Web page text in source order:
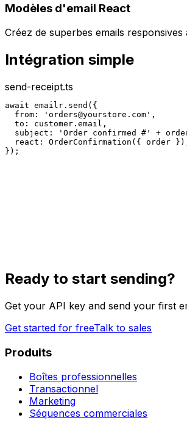
Modèles d'email React
Créez de superbes emails
Intégration simple
send-receipt.ts
await emailr.send({
  from: '
orders@yourstore.com ',
  to: customer.email,
subject: 'Order confirmed #' +
react: OrderConfirmation({ order
});
Ready to start sending?
Get your API key and send your first
Get started for freeTalk to sales
Produits
Boîtes professionnelles
Transactionnel
Marketing
Séquences commerciales